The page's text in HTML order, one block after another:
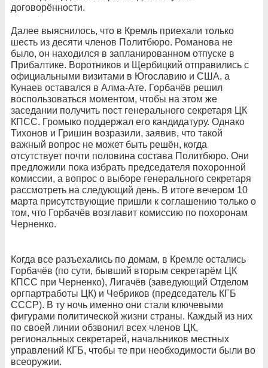
договорённости.
Далее выяснилось, что в Кремль приехали только
шесть из десяти членов Политбюро. Романова не
было, он находился в запланированном отпуске в
Прибалтике. Воротников и Щербицкий отправились с
официальными визитами в Югославию и США, а
Кунаев оставался в Алма-Ате. Горбачёв решил
воспользоваться моментом, чтобы на этом же
заседании получить пост генерального секретаря ЦК
КПСС. Громыко поддержал его кандидатуру. Однако
Тихонов и Гришин возразили, заявив, что такой
важный вопрос не может быть решён, когда
отсутствует почти половина состава Политбюро. Они
предложили пока избрать председателя похоронной
комиссии, а вопрос о выборе генерального секретаря
рассмотреть на следующий день. В итоге вечером 10
марта присутствующие пришли к соглашению только о
том, что Горбачёв возглавит комиссию по похоронам
Черненко.
Когда все разъехались по домам, в Кремле остались
Горбачёв (по сути, бывший вторым секретарём ЦК
КПСС при Черненко), Лигачёв (заведующий Отделом
оргпартработы ЦК) и Чебриков (председатель КГБ
СССР). В ту ночь именно они стали ключевыми
фигурами политической жизни страны. Каждый из них
по своей линии обзвонил всех членов ЦК,
региональных секретарей, начальников местных
управлений КГБ, чтобы те при необходимости были во
всеоружии.